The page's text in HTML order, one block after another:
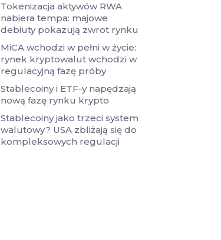
Tokenizacja aktywów RWA
nabiera tempa: majowe
debiuty pokazują zwrot rynku
MiCA wchodzi w pełni w życie:
rynek kryptowalut wchodzi w
regulacyjną fazę próby
Stablecoiny i ETF-y napędzają
nową fazę rynku krypto
Stablecoiny jako trzeci system
walutowy? USA zbliżają się do
kompleksowych regulacji